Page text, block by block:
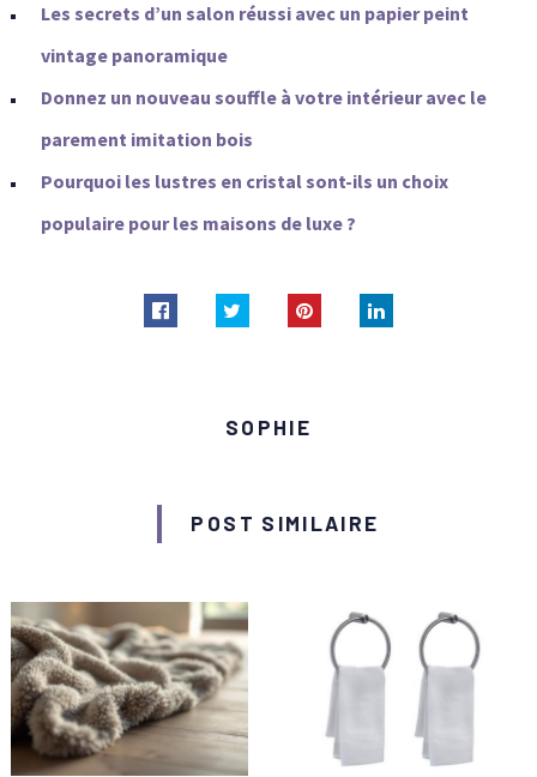
Les secrets d’un salon réussi avec un papier peint
vintage panoramique
Donnez un nouveau souffle à votre intérieur avec le
parement imitation bois
Pourquoi les lustres en cristal sont-ils un choix
populaire pour les maisons de luxe ?
SOPHIE
POST SIMILAIRE